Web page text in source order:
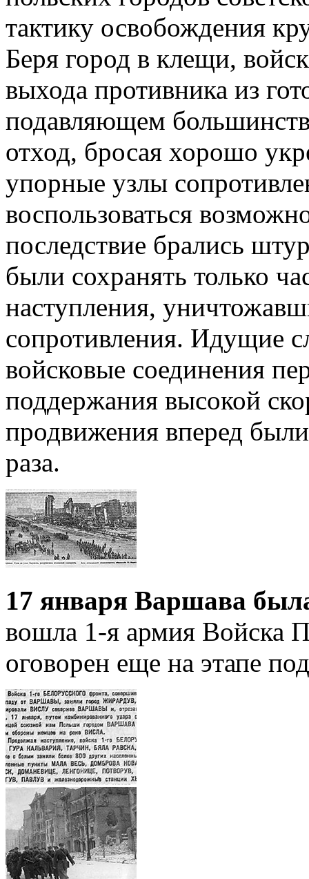
тактику освобождения
Беря город в клещи,
выхода противника из
подавляющем
отход, бросая хорошо
упорные узлы
воспользоваться
последствие брались
были сохранять только
наступления,
сопротивления. Идущие
войсковые соединения
поддержания высокой
продвижения вперед
раза.
17 января Варшава
вошла 1-я армия Войска
оговорен еще на этапе